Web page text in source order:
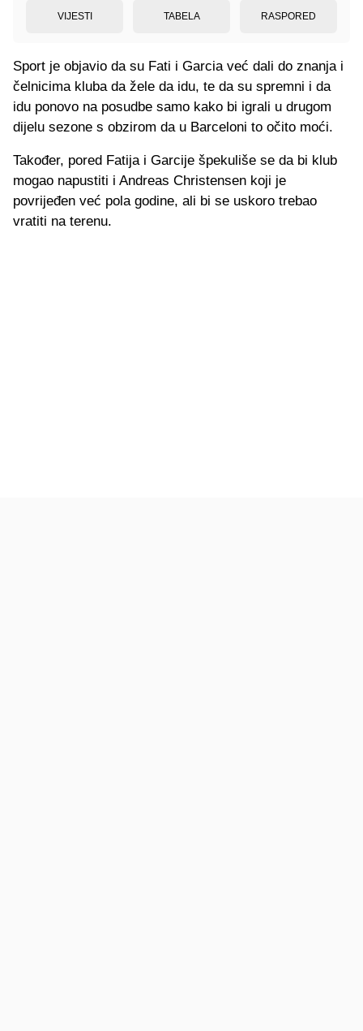
VIJESTI TABELA RASPORED
Sport je objavio da su Fati i Garcia već dali do znanja i
čelnicima kluba da žele da idu, te da su spremni i da
idu ponovo na posudbe samo kako bi igrali u drugom
dijelu sezone s obzirom da u Barceloni to očito moći.
Također, pored Fatija i Garcije špekuliše se da bi klub
mogao napustiti i Andreas Christensen koji je
povrijeđen već pola godine, ali bi se uskoro trebao
vratiti na terenu.